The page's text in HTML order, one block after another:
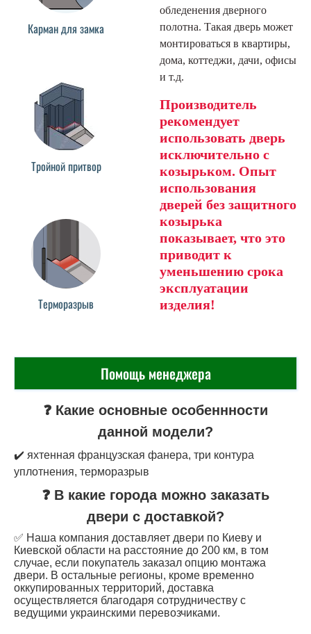
Карман для замка
Тройной притвор
Терморазрыв
обледенения дверного
полотна. Такая дверь может
монтироваться в квартиры,
дома, коттеджи, дачи, офисы
и т.д.
Производитель
рекомендует
использовать дверь
исключительно с
козырьком. Опыт
использования
дверей без защитного
козырька
показывает, что это
приводит к
уменьшению срока
эксплуатации
изделия!
Помощь менеджера
❓ Какие основные особеннности
данной модели?
✔️ яхтенная французская фанера, три контура
уплотнения, терморазрыв
❓ В какие города можно заказать
двери с доставкой?
✅ Наша компания доставляет двери по Киеву и
Киевской области на расстояние до 200 км, в том
случае, если покупатель заказал опцию монтажа
двери. В остальные регионы, кроме временно
оккупированных территорий, доставка
осуществляется благодаря сотрудничеству с
ведущими украинскими перевозчиками.